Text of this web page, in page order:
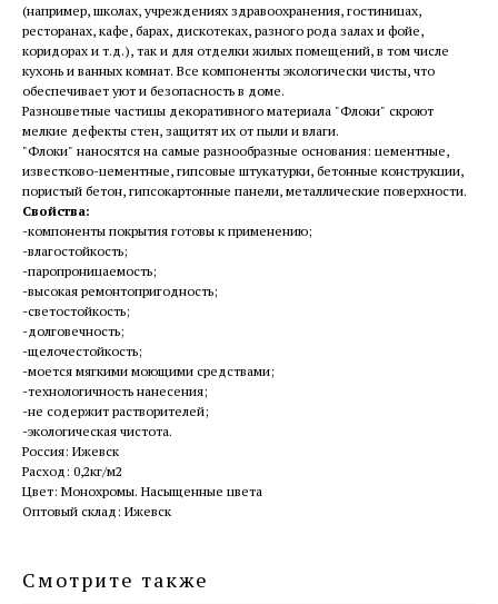
(например, школах, учреждениях здравоохранения, гостиницах,
ресторанах, кафе, барах, дискотеках, разного рода залах и фойе,
коридорах и т.д.), так и для отделки жилых помещений, в том числе
кухонь и ванных комнат. Все компоненты экологически чисты, что
обеспечивает уют и безопасность в доме.
Разноцветные частицы декоративного материала "Флоки" скроют
мелкие дефекты стен, защитят их от пыли и влаги.
"Флоки" наносятся на самые разнообразные основания: цементные,
известково-цементные, гипсовые штукатурки, бетонные конструкции,
пористый бетон, гипсокартонные панели, металлические поверхности.
Свойства:
-компоненты покрытия готовы к применению;
-влагостойкость;
-паропроницаемость;
-высокая ремонтопригодность;
-светостойкость;
-долговечность;
-щелочестойкость;
-моется мягкими моющими средствами;
-технологичность нанесения;
-не содержит растворителей;
-экологическая чистота.
Россия: Ижевск
Расход: 0,2кг/м2
Цвет: Монохромы. Насыщенные цвета
Оптовый склад: Ижевск
Смотрите также